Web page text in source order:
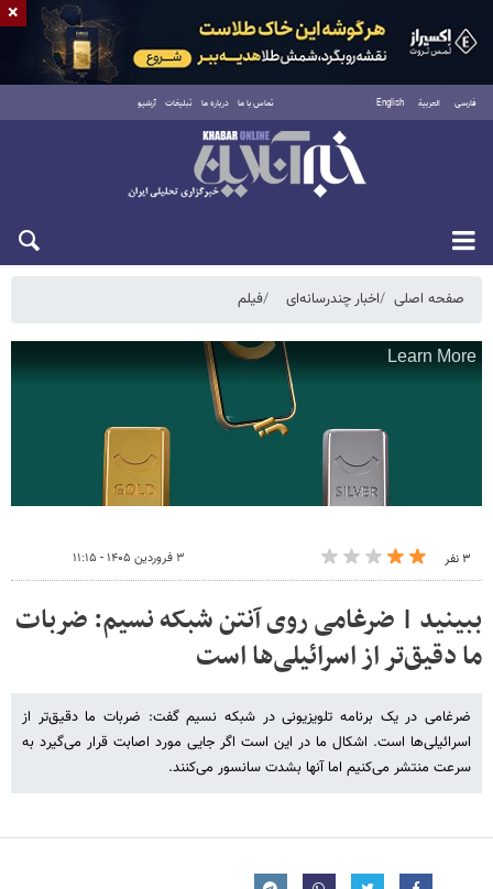
فارسی العربية English تماس با ما درباره ما تبلیغات آرشیو
یکشنبه ۱۸ مرداد ۱۴۰۵
صفحه اصلی اخبار چندرسانه‌ای فیلم
۳ نفر ۳ فروردین ۱۴۰۵ - ۱۱:۱۵
ببینید | ضرغامی روی آنتن شبکه نسیم: ضربات
ما دقیق‌تر از اسرائیلی‌ها است
ضرغامی در یک برنامه تلویزیونی در شبکه نسیم گفت: ضربات ما دقیق‌تر از
اسرائیلی‌ها است. اشکال ما در این است اگر جایی مورد اصابت قرار می‌گیرد به
سرعت منتشر می‌کنیم اما آنها بشدت سانسور می‌کنند.
×